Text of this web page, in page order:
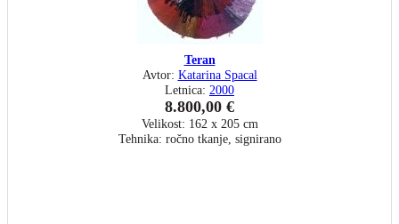
Teran
Avtor: Katarina Spacal
Letnica: 2000
8.800,00 €
Velikost: 162 x 205 cm
Tehnika: ročno tkanje, signirano